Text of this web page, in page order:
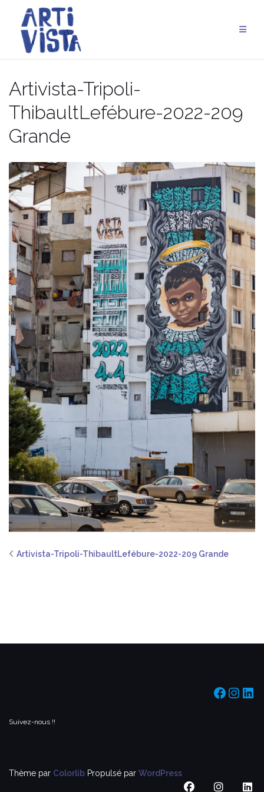
contenu
Artivista-Tripoli-
ThibaultLefébure-2022-209
Grande
Artivista-Tripoli-ThibaultLefébure-2022-209 Grande
Suivez-nous !!
Thème par Colorlib Propulsé par WordPress